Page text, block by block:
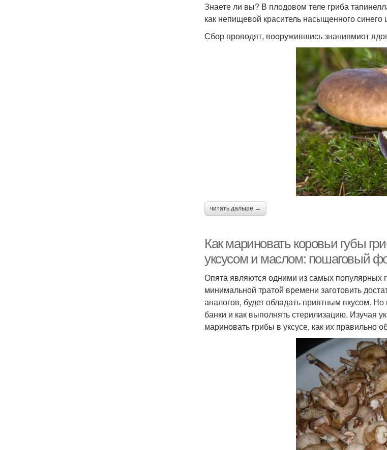
Знаете ли вы? В плодовом теле гриба
как непищевой краситель насыщенного синего
Сбор проводят, вооружившись знаниямиот
читать дальше →
Как мариновать коровьи губы
уксусом и маслом: пошаговый
Опята являются одними из самых популярных
минимальной тратой времени заготовить
аналогов, будет обладать приятным вкусом.
банки и как выполнять стерилизацию. Изучая
мариновать грибы в уксусе, как их правильно